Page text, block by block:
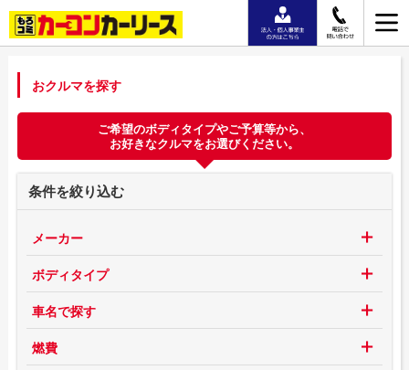
おクルマを探す
ご希望のボディタイプやご予算等から、
お好きなクルマをお選びください。
条件を絞り込む
メーカー
ボディタイプ
車名で探す
燃費